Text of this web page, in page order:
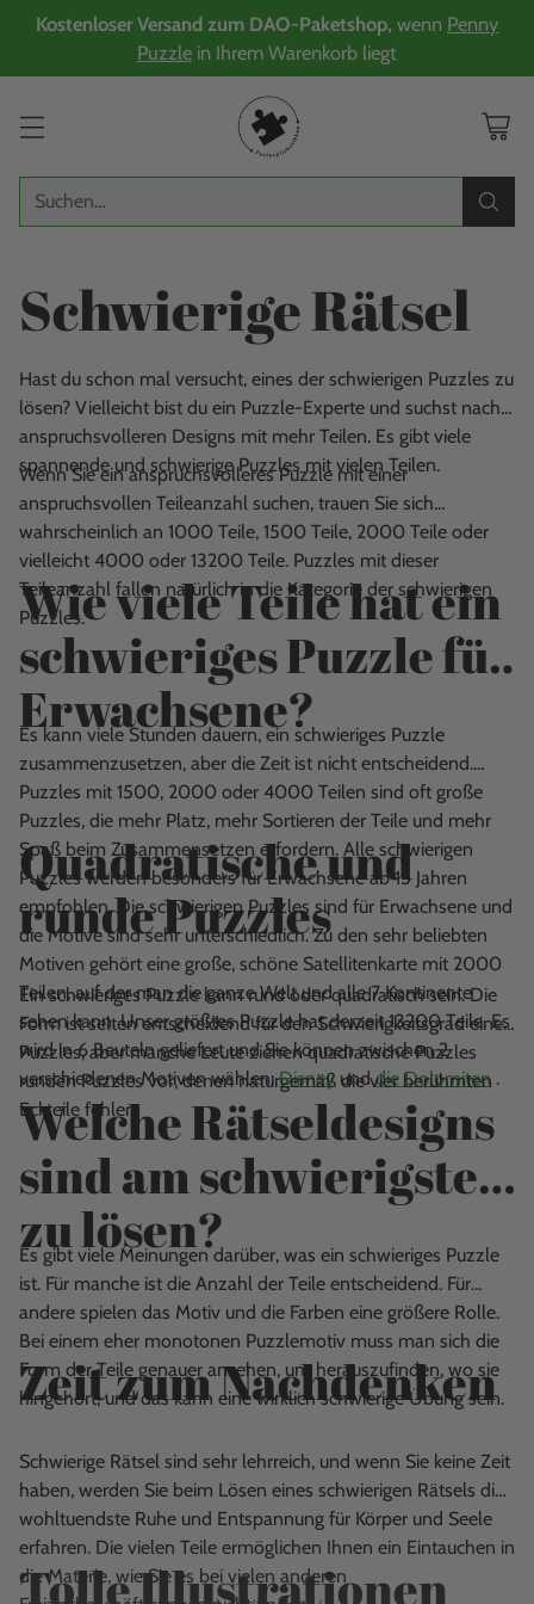
Kostenloser Versand zum DAO-Paketshop, wenn Penny
Puzzle in Ihrem Warenkorb liegt
Suchen…
Schwierige Rätsel
Hast du schon mal versucht, eines der schwierigen Puzzles zu
lösen? Vielleicht bist du ein Puzzle-Experte und suchst nach
anspruchsvolleren Designs mit mehr Teilen. Es gibt viele
spannende und schwierige Puzzles mit vielen Teilen.
Wenn Sie ein anspruchsvolleres Puzzle mit einer
anspruchsvollen Teileanzahl suchen, trauen Sie sich
wahrscheinlich an 1000 Teile, 1500 Teile, 2000 Teile oder
vielleicht 4000 oder 13200 Teile. Puzzles mit dieser
Teileanzahl fallen natürlich in die Kategorie der schwierigen
Puzzles.
Wie viele Teile hat ein
schwieriges Puzzle für
Erwachsene?
Es kann viele Stunden dauern, ein schwieriges Puzzle
zusammenzusetzen, aber die Zeit ist nicht entscheidend.
Puzzles mit 1500, 2000 oder 4000 Teilen sind oft große
Puzzles, die mehr Platz, mehr Sortieren der Teile und mehr
Spaß beim Zusammensetzen erfordern. Alle schwierigen
Puzzles werden besonders für Erwachsene ab 15 Jahren
empfohlen. Die schwierigen Puzzles sind für Erwachsene und
die Motive sind sehr unterschiedlich. Zu den sehr beliebten
Motiven gehört eine große, schöne Satellitenkarte mit 2000
Teilen, auf der man die ganze Welt und alle 7 Kontinente
sehen kann. Unser größtes Puzzle hat derzeit 13200 Teile. Es
wird in 6 Beuteln geliefert und Sie können zwischen 2
verschiedenen Motiven wählen:Disneyunddie Dolomiten .
Quadratische und
runde Puzzles
Ein schwieriges Puzzle kann rund oder quadratisch sein. Die
Form ist selten entscheidend für den Schwierigkeitsgrad eines
Puzzles, aber manche Leute ziehen quadratische Puzzles
runden Puzzles vor, denen naturgemäß die vier berühmten
Eckteile fehlen.
Welche Rätseldesigns
sind am schwierigsten
zu lösen?
Es gibt viele Meinungen darüber, was ein schwieriges Puzzle
ist. Für manche ist die Anzahl der Teile entscheidend. Für
andere spielen das Motiv und die Farben eine größere Rolle.
Bei einem eher monotonen Puzzlemotiv muss man sich die
Form der Teile genauer ansehen, um herauszufinden, wo sie
hingehört, und das kann eine wirklich schwierige Übung sein.
Zeit zum Nachdenken
Schwierige Rätsel sind sehr lehrreich, und wenn Sie keine Zeit
haben, werden Sie beim Lösen eines schwierigen Rätsels die
wohltuendste Ruhe und Entspannung für Körper und Seele
erfahren. Die vielen Teile ermöglichen Ihnen ein Eintauchen in
die Materie, wie Sie es bei vielen anderen
Tolle Illustrationen